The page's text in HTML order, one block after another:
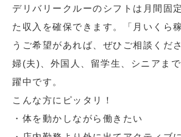
デリバリークルーのシフトは月間固
た収入を確保できます。「月いくら
うご希望があれば、ぜひご相談くだ
婦(夫)、外国人、留学生、シニアま
躍中です。
こんな方にピッタリ！
・体を動かしながら働きたい